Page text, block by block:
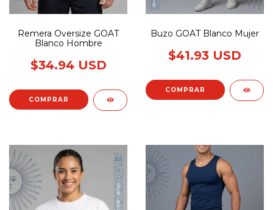
Remera Oversize GOAT
Blanco Hombre
$34.94 USD
COMPRAR
Buzo GOAT Blanco Mujer
$41.93 USD
COMPRAR